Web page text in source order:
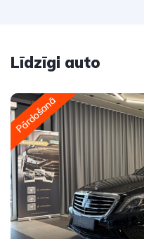
Līdzīgi auto
Pārdošanā